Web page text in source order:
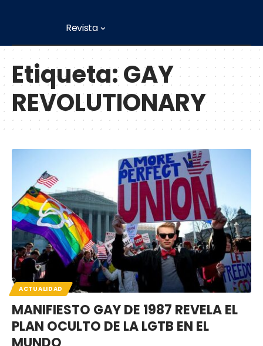
Revista
Etiqueta:GAY
REVOLUTIONARY
ACTUALIDAD
MANIFIESTO GAY DE 1987 REVELA EL
PLAN OCULTO DE LA LGTB EN EL